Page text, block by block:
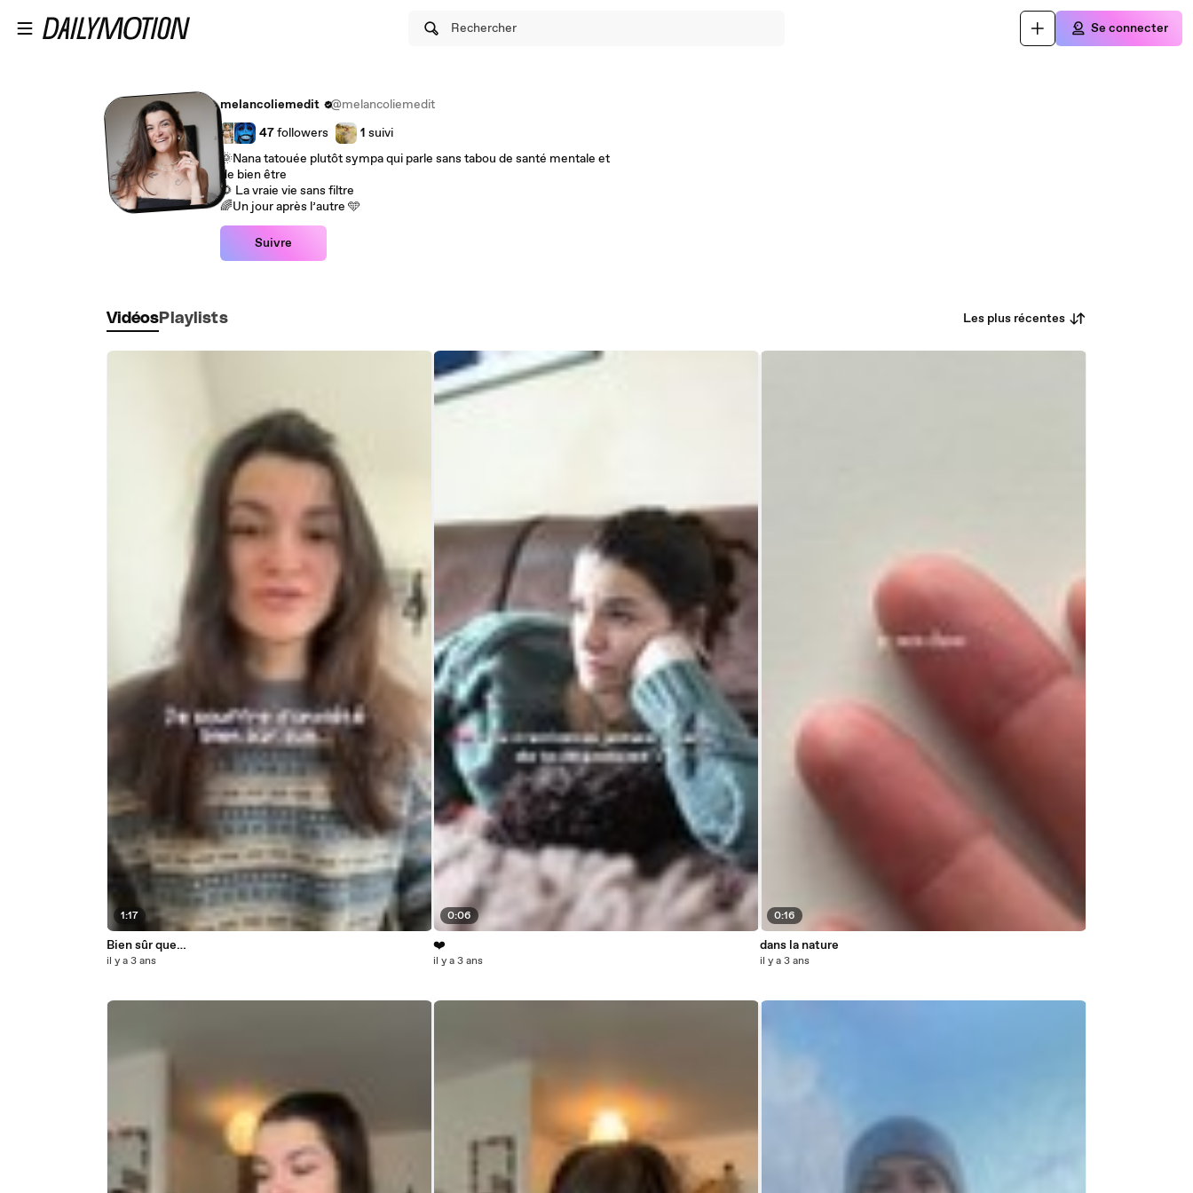
Rechercher Se connecter
melancoliemedit
@melancoliemedit
47followers 1 suivi
🌞Nana tatouée plutôt sympa qui parle sans tabou de santé mentale et
de bien être
🌻 La vraie vie sans filtre
🌈Un jour après l’autre 🩵
Suivre
Vidéos Playlists Les plus récentes
1:17
Bien sûr que…
il y a 3 ans
0:06
❤️‍
il y a 3 ans
0:16
dans la nature
il y a 3 ans